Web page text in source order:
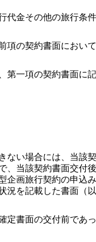
代金その他の旅行条
項の契約書面におい
第一項の契約書面に
ない場合には、当該
当該契約書面交付後
企画旅行契約の申込
況を記載した書面（
定書面の交付前であ